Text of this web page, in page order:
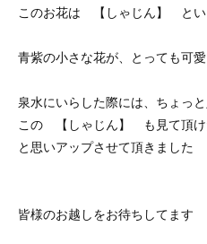
このお花は 【しゃじん】 とい
青紫の小さな花が、とっても可
泉水にいらした際には、ちょっ
この 【しゃじん】 も見て頂け
と思いアップさせて頂きました
皆様のお越しをお待ちしてます